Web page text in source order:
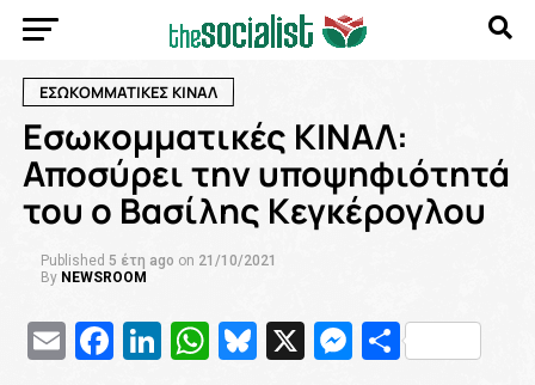
ΕΣΩΚΟΜΜΑΤΙΚΕΣ ΚΙΝΑΛ
Εσωκομματικές ΚΙΝΑΛ:
Αποσύρει την υποψηφιότητά
του ο Βασίλης Κεγκέρογλου
Published 5 έτη ago on 21/10/2021
By NEWSROOM
EmailFacebook
LinkedIn
WhatsApp
Bluesky
X